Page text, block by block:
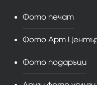
Фото печат
Фото Арт
Фото подаръци